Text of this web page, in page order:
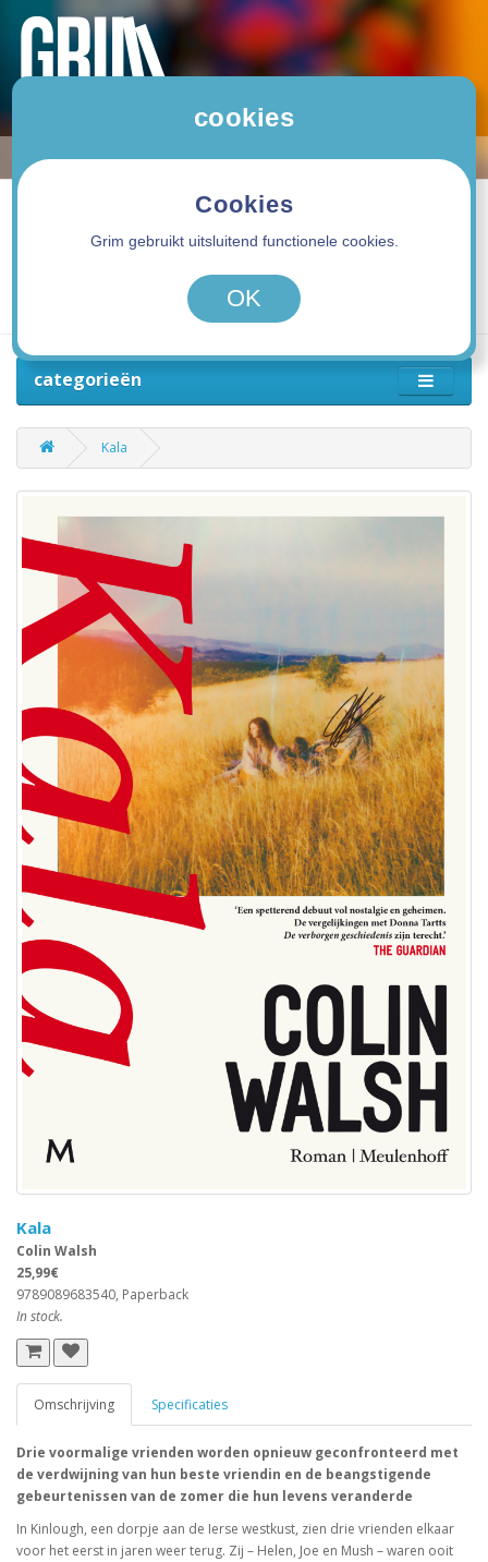
0 product(en) - 0,00€
categorieën
Kala
Kala
Colin Walsh
25,99€
9789089683540, Paperback
In stock.
Omschrijving Specificaties
Drie voormalige vrienden worden opnieuw geconfronteerd met
de verdwijning van hun beste vriendin en de beangstigende
gebeurtenissen van de zomer die hun levens veranderde
In Kinlough, een dorpje aan de Ierse westkust, zien drie vrienden elkaar
voor het eerst in jaren weer terug. Zij – Helen, Joe en Mush – waren ooit
cookies
Cookies
Grim gebruikt uitsluitend functionele cookies.
OK